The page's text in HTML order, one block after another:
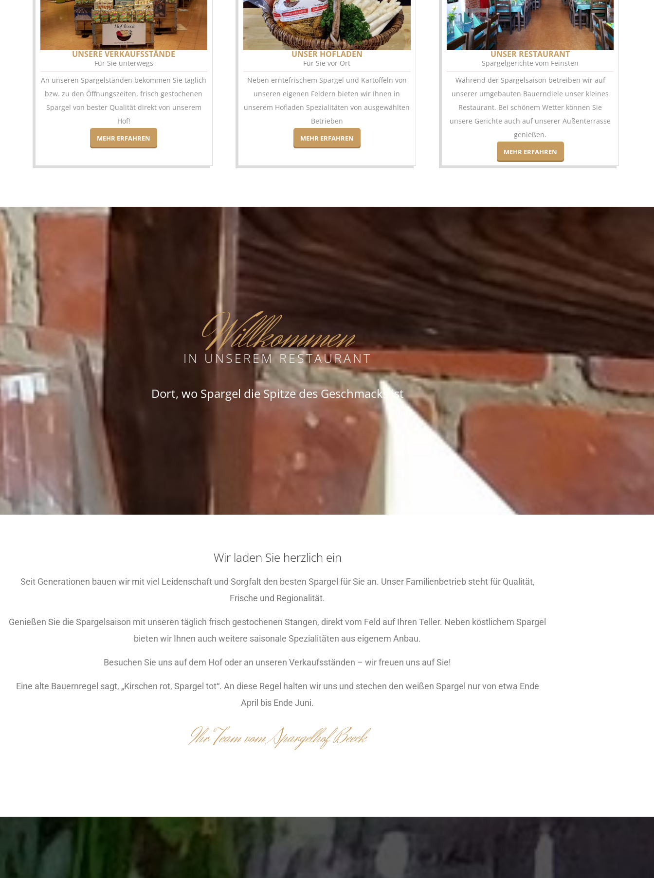
UNSERE VERKAUFSSTÄNDE
Für Sie unterwegs
An unseren Spargelständen bekommen Sie täglich
bzw. zu den Öffnungszeiten, frisch gestochenen
Spargel von bester Qualität direkt von unserem
Hof!
MEHR ERFAHREN
UNSER HOFLADEN
Für Sie vor Ort
Neben erntefrischem Spargel und Kartoffeln von
unseren eigenen Feldern bieten wir Ihnen in
unserem Hofladen Spezialitäten von ausgewählten
Betrieben
MEHR ERFAHREN
UNSER RESTAURANT
Spargelgerichte vom Feinsten
Während der Spargelsaison betreiben wir auf
unserer umgebauten Bauerndiele unser kleines
Restaurant. Bei schönem Wetter können Sie
unsere Gerichte auch auf unserer Außenterrasse
genießen.
MEHR ERFAHREN
Willkommen
IN UNSEREM RESTAURANT
Dort, wo Spargel die Spitze des Geschmacks ist
Wir laden Sie herzlich ein
Seit Generationen bauen wir mit viel Leidenschaft und Sorgfalt den besten Spargel für Sie an. Unser Familienbetrieb steht für Qualität,
Frische und Regionalität.
Genießen Sie die Spargelsaison mit unseren täglich frisch gestochenen Stangen, direkt vom Feld auf Ihren Teller. Neben köstlichem Spargel
bieten wir Ihnen auch weitere saisonale Spezialitäten aus eigenem Anbau.
Besuchen Sie uns auf dem Hof oder an unseren Verkaufsständen – wir freuen uns auf Sie!
Eine alte Bauernregel sagt, „Kirschen rot, Spargel tot“. An diese Regel halten wir uns und stechen den weißen Spargel nur von etwa Ende
April bis Ende Juni.
Ihr Team vom Spargelhof Beeck